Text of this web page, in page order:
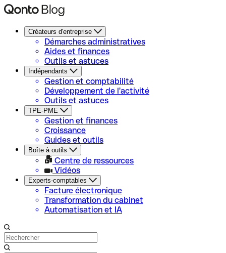
Créateurs d'entreprise
Démarches administratives
Aides et finances
Outils et astuces
Indépendants
Gestion et comptabilité
Développement de l'activité
Outils et astuces
TPE-PME
Gestion et finances
Croissance
Guides et outils
Boîte à outils
Centre de ressources
Vidéos
Experts-comptables
Facture électronique
Transformation du cabinet
Automatisation et IA